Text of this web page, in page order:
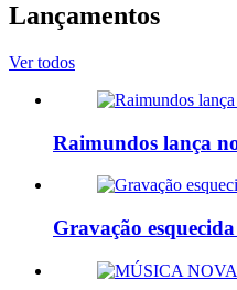
Lançamentos
Ver todos
Raimundos lança
Gravação